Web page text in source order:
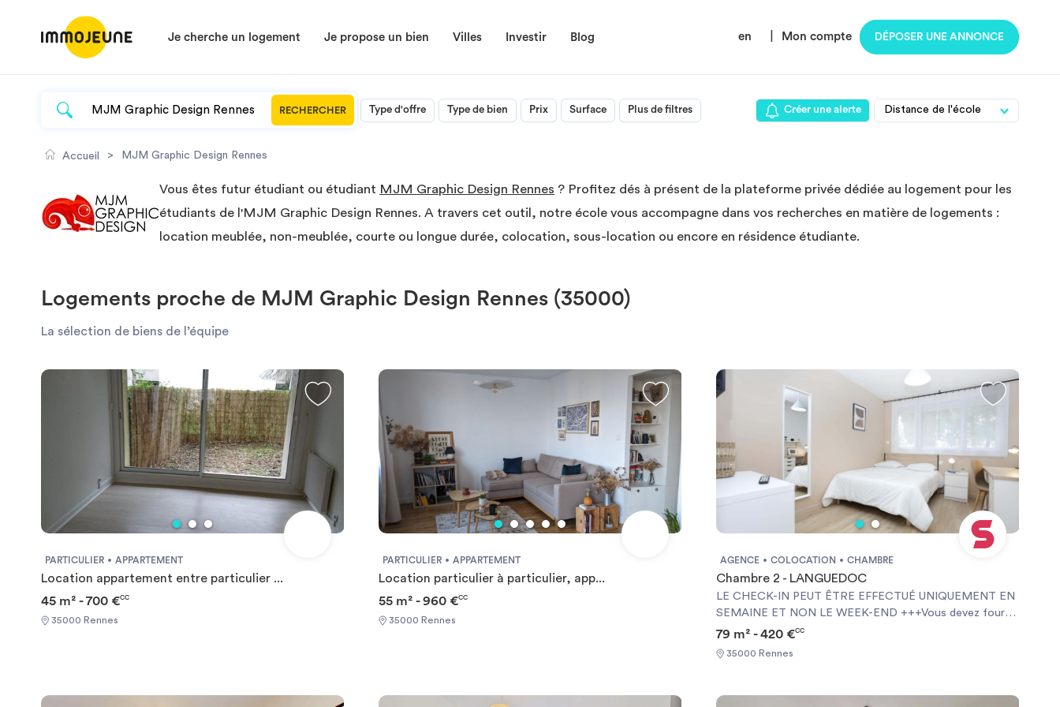
Je cherche un logement Je propose un bien Villes Investir Blog en Mon compte DÉPOSER UNE ANNONCE
RECHERCHER Type d'offre Type de bien Prix Surface Plus de filtres Créer une alerte
Accueil > MJM Graphic Design Rennes
Vous êtes futur étudiant ou étudiant MJM Graphic Design Rennes ? Profitez dés à présent de la plateforme privée dédiée au logement pour les
étudiants de l'MJM Graphic Design Rennes. A travers cet outil, notre école vous accompagne dans vos recherches en matière de logements :
location meublée, non-meublée, courte ou longue durée, colocation, sous-location ou encore en résidence étudiante.
Logements proche de MJM Graphic Design Rennes (35000)
La sélection de biens de l’équipe
PARTICULIER APPARTEMENT
Location appartement entre particulier ...
45 m² - 700 €CC
35000 Rennes
PARTICULIER APPARTEMENT
Location particulier à particulier, app...
55 m² - 960 €CC
35000 Rennes
AGENCE COLOCATION CHAMBRE
Chambre 2 - LANGUEDOC
LE CHECK-IN PEUT ÊTRE EFFECTUÉ UNIQUEMENT EN
SEMAINE ET NON LE WEEK-END +++Vous devez fournir
une Garantie Visale obligatoirement et une assurance
habitation+++ [ENG] CHECK-IN CAN ONLY BE DONE
ON WEEKDAYS AND NOT AT WEEKENDS +++You must
79 m² - 420 €CC
35000 Rennes